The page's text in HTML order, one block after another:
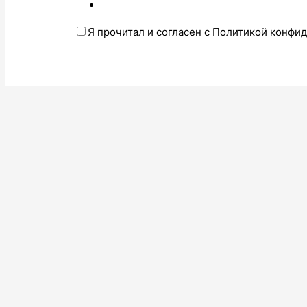
Я прочитал и согласен с Политикой